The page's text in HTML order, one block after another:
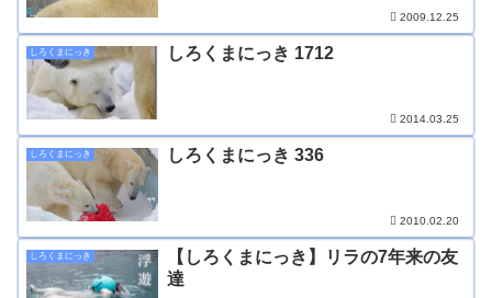
2009.12.25
しろくまにっき しろくまにっき 1712
2014.03.25
しろくまにっき しろくまにっき 336
2010.02.20
しろくまにっき
【しろくまにっき】リラの7年来の友
達